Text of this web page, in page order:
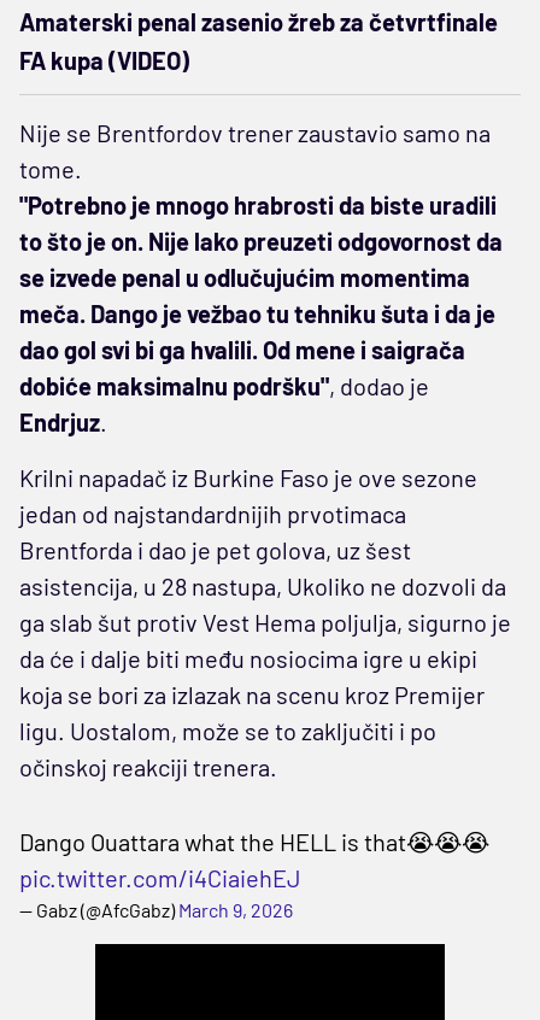
Amaterski penal zasenio žreb za četvrtfinale
FA kupa (VIDEO)
Nije se Brentfordov trener zaustavio samo na
tome.
"Potrebno je mnogo hrabrosti da biste uradili
to što je on. Nije lako preuzeti odgovornost da
se izvede penal u odlučujućim momentima
meča. Dango je vežbao tu tehniku šuta i da je
dao gol svi bi ga hvalili. Od mene i saigrača
dobiće maksimalnu podršku", dodao je
Endrjuz.
Krilni napadač iz Burkine Faso je ove sezone
jedan od najstandardnijih prvotimaca
Brentforda i dao je pet golova, uz šest
asistencija, u 28 nastupa, Ukoliko ne dozvoli da
ga slab šut protiv Vest Hema poljulja, sigurno je
da će i dalje biti među nosiocima igre u ekipi
koja se bori za izlazak na scenu kroz Premijer
ligu. Uostalom, može se to zaključiti i po
očinskoj reakciji trenera.
Dango Ouattara what the HELL is that😭😭😭
pic.twitter.com/i4CiaiehEJ
— Gabz (@AfcGabz)March 9, 2026